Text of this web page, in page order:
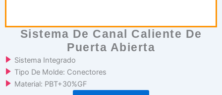
Sistema De Canal Caliente De
Puerta Abierta
Sistema Integrado
Tipo De Molde: Conectores
Material: PBT+30%GF